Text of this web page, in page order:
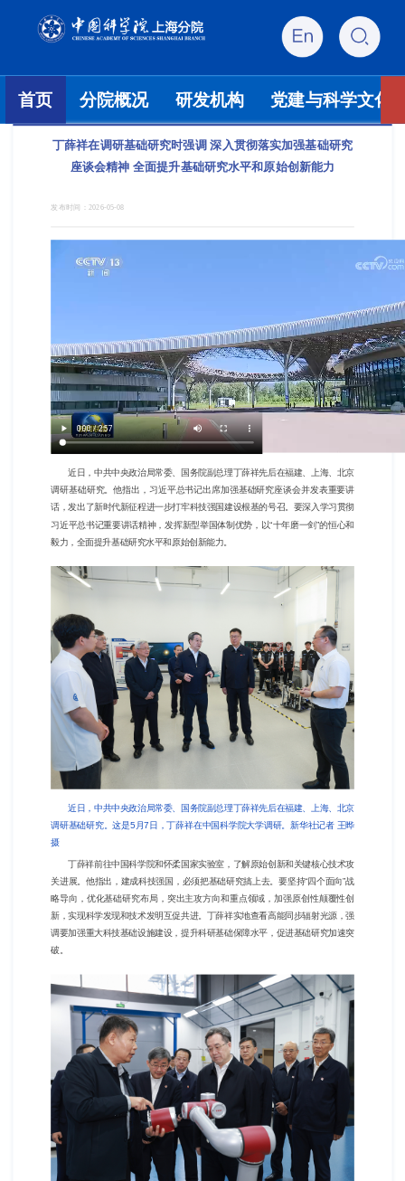
首页 分院概况 研发机构 党建与科学文化
丁薛祥在调研基础研究时强调 深入贯彻落实加强基础研究
座谈会精神 全面提升基础研究水平和原始创新能力
发布时间： 2026-05-08
近日，中共中央政治局常委、国务院副总理丁薛祥先后在福建、上海、北京
调研基础研究。他指出，习近平总书记出席加强基础研究座谈会并发表重要讲
话，发出了新时代新征程进一步打牢科技强国建设根基的号召。要深入学习贯彻
习近平总书记重要讲话精神，发挥新型举国体制优势，以“十年磨一剑”的恒心和
毅力，全面提升基础研究水平和原始创新能力。
近日，中共中央政治局常委、国务院副总理丁薛祥先后在福建、上海、北京
调研基础研究。这是5月7日，丁薛祥在中国科学院大学调研。新华社记者 王晔
摄
丁薛祥前往中国科学院和怀柔国家实验室，了解原始创新和关键核心技术攻
关进展。他指出，建成科技强国，必须把基础研究搞上去。要坚持“四个面向”战
略导向，优化基础研究布局，突出主攻方向和重点领域，加强原创性颠覆性创
新，实现科学发现和技术发明互促共进。丁薛祥实地查看高能同步辐射光源，强
调要加强重大科技基础设施建设，提升科研基础保障水平，促进基础研究加速突
破。